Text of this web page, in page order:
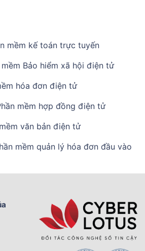
mềm kế toán trực tuyến
Bảo hiểm xã hội điện tử
hóa đơn điện tử
mềm hợp đồng điện tử
văn bản điện tử
mềm quản lý hóa đơn đầu vào